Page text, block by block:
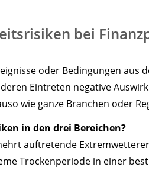
bei
oder Bedingungen
Eintreten negative
wie ganze Branchen oder
in den drei Bereichen?
auftretende
Trockenperiode in einer